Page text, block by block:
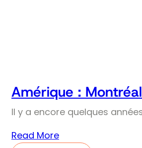
Amérique :
Il y a encore quelques
Read More